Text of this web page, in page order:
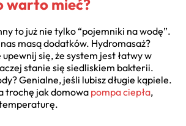
warto mieć?
to już nie tylko “pojemniki na wodę”.
masą dodatków. Hydromasaż?
się, że system jest łatwy w
stanie się siedliskiem bakterii.
Genialne, jeśli lubisz długie kąpiele.
trochę jak domowa pompa ciepła,